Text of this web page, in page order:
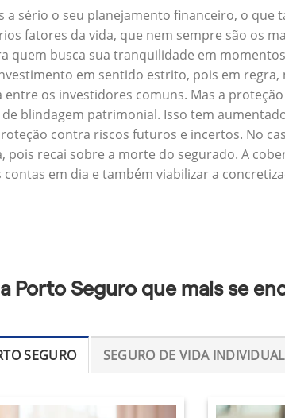
a sério o seu planejamento financeiro, o que
fatores da vida, que nem sempre são os
quem busca sua tranquilidade em
em sentido estrito, pois em
os investidores comuns. Mas a
blindagem patrimonial. Isso tem
contra riscos futuros e incertos. No
pois recai sobre a morte do segurado. A
em dia e também viabilizar a
Porto Seguro que mais se
SEGURO SEGURO DE VIDA